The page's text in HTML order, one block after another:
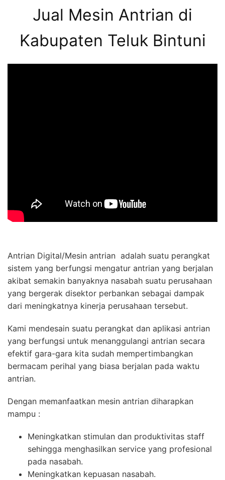
Jual Mesin Antrian di
Kabupaten Teluk Bintuni
Antrian Digital/Mesin antrian adalah suatu perangkat
sistem yang berfungsi mengatur antrian yang berjalan
akibat semakin banyaknya nasabah suatu perusahaan
yang bergerak disektor perbankan sebagai dampak
dari meningkatnya kinerja perusahaan tersebut.
Kami mendesain suatu perangkat dan aplikasi antrian
yang berfungsi untuk menanggulangi antrian secara
efektif gara-gara kita sudah mempertimbangkan
bermacam perihal yang biasa berjalan pada waktu
antrian.
Dengan memanfaatkan mesin antrian diharapkan
mampu :
Meningkatkan stimulan dan produktivitas staff
sehingga menghasilkan service yang profesional
pada nasabah.
Meningkatkan kepuasan nasabah.